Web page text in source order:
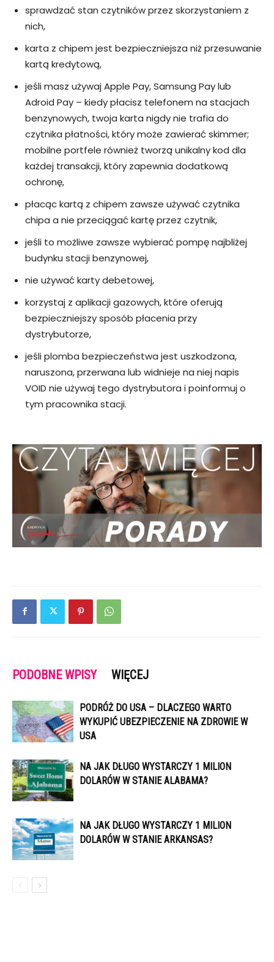
sprawdzać stan czytników przez skorzystaniem z
nich,
karta z chipem jest bezpieczniejsza niż przesuwanie
kartą kredytową,
jeśli masz używaj Apple Pay, Samsung Pay lub
Adroid Pay – kiedy płacisz telefonem na stacjach
benzynowych, twoja karta nigdy nie trafia do
czytnika płatności, który może zawierać skimmer;
mobilne portfele również tworzą unikalny kod dla
każdej transakcji, który zapewnia dodatkową
ochronę,
płacąc kartą z chipem zawsze używać czytnika
chipa a nie przeciągać kartę przez czytnik,
jeśli to możliwe zawsze wybierać pompę najbliżej
budynku stacji benzynowej,
nie używać karty debetowej,
korzystaj z aplikacji gazowych, które oferują
bezpieczniejszy sposób płacenia przy
dystrybutorze,
jeśli plomba bezpieczeństwa jest uszkodzona,
naruszona, przerwana lub widnieje na niej napis
VOID nie używaj tego dystrybutora i poinformuj o
tym pracownika stacji.
PODOBNE WPISY WIĘCEJ
PODRÓŻ DO USA – DLACZEGO WARTO
WYKUPIĆ UBEZPIECZENIE NA ZDROWIE W
USA
NA JAK DŁUGO WYSTARCZY 1 MILION
DOLARÓW W STANIE ALABAMA?
NA JAK DŁUGO WYSTARCZY 1 MILION
DOLARÓW W STANIE ARKANSAS?